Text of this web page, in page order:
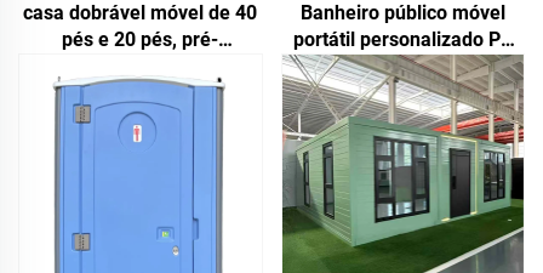
casa dobrável móvel de 40
pés e 20 pés, pré-
contêiner, caixa de
armazenamento, casas
dobráveis à venda
Banheiro público móvel
portátil personalizado PE
para camping, preço de
casas de contêiner,
banheiro móvel